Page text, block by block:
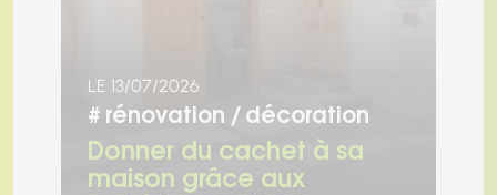
LE 13/07/2026
# rénovation décoration
Donner du cachet à sa
maison grâce aux